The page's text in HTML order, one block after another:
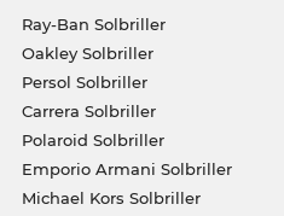
Ray-Ban Solbriller
Oakley Solbriller
Persol Solbriller
Carrera Solbriller
Polaroid Solbriller
Emporio Armani Solbriller
Michael Kors Solbriller